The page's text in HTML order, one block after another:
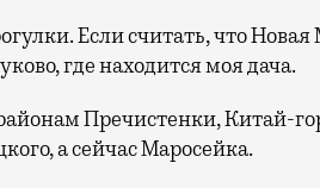
Если считать, что Новая
где находится моя дача.
Пречистенки, Китай-
а сейчас Маросейка.